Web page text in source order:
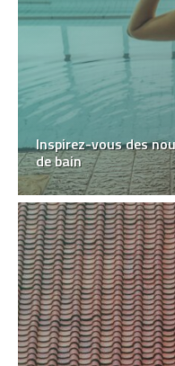
Inspirez-vous des
de bain